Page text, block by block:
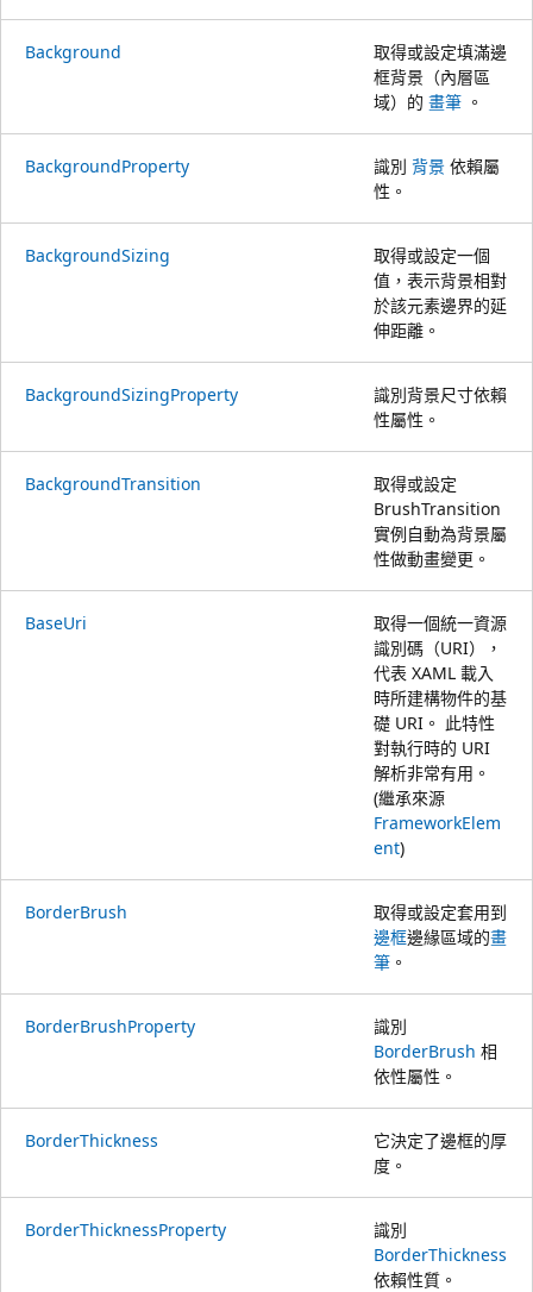
Background
取得或設定填滿邊
框背景（內層區
域）的 畫筆 。
BackgroundProperty 識別 背景 依賴屬
性。
BackgroundSizing
取得或設定一個
值，表示背景相對
於該元素邊界的延
伸距離。
BackgroundSizingProperty
識別背景尺寸依賴
性屬性。
BackgroundTransition
取得或設定
BrushTransition
實例自動為背景屬
性做動畫變更。
BaseUri
取得一個統一資源
識別碼（URI），
代表 XAML 載入
時所建構物件的基
礎 URI。 此特性
對執行時的 URI
解析非常有用。
(繼承來源
FrameworkElem
ent)
BorderBrush
取得或設定套用到
邊框邊緣區域的畫
筆 。
BorderBrushProperty
識別
BorderBrush 相
依性屬性。
BorderThickness
它決定了邊框的厚
度。
BorderThicknessProperty
識別
BorderThickness
依賴性質。